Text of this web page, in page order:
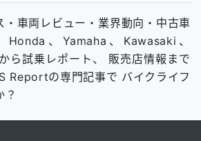
・車両レビュー・業界動向・中古車
、Yamaha、Kawasaki、
ら試乗レポート、 販売店情報まで
Reportの専門記事で バイクライフ
？